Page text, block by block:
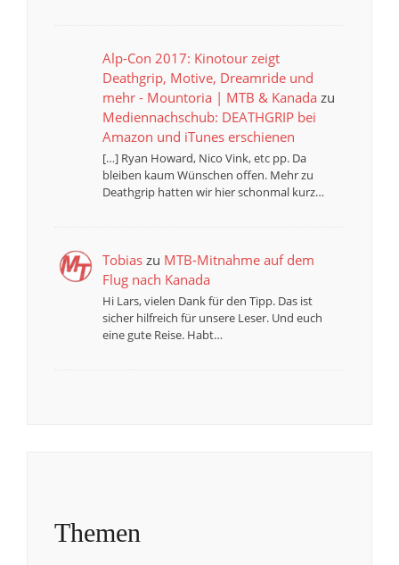
Alp-Con 2017: Kinotour zeigt
Deathgrip, Motive, Dreamride und
mehr - Mountoria | MTB & Kanadazu
Mediennachschub: DEATHGRIP bei
Amazon und iTunes erschienen
[…] Ryan Howard, Nico Vink, etc pp. Da
bleiben kaum Wünschen offen. Mehr zu
Deathgrip hatten wir hier schonmal kurz…
Tobiaszu MTB-Mitnahme auf dem
Flug nach Kanada
Hi Lars, vielen Dank für den Tipp. Das ist
sicher hilfreich für unsere Leser. Und euch
eine gute Reise. Habt…
Themen